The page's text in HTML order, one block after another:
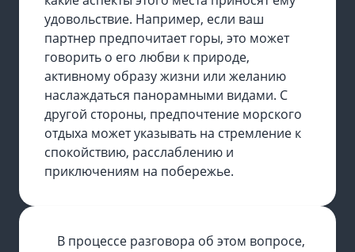
удовольствие. Например, если ваш
партнер предпочитает горы, это может
говорить о его любви к природе,
активному образу жизни или желанию
наслаждаться панорамными видами. С
другой стороны, предпочтение морского
отдыха может указывать на стремление к
спокойствию, расслаблению и
приключениям на побережье.
В процессе разговора об этом вопросе,